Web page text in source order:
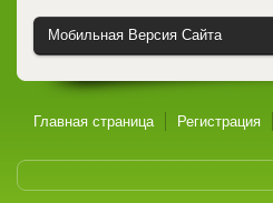
Мобильная Версия Сайта
Главная страница Регистрация